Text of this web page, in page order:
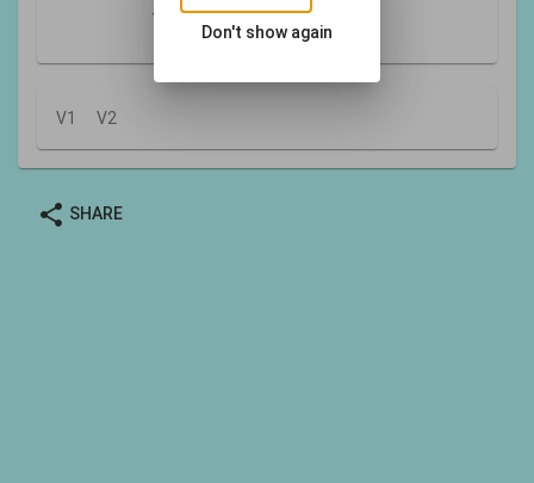
Vers le beau firmament
V1 V2
share SHARE
Don't show again